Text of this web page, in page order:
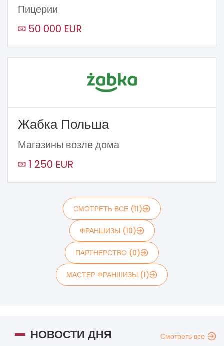
Пицерии
50 000 EUR
Жабка Польша
Магазины возле дома
1 250 EUR
СМОТРЕТЬ ВСЕ (11)
ФРАНШИЗЫ (10)
ПАРТНЕРСТВО (0)
МАСТЕР ФРАНШИЗЫ (1)
НОВОСТИ ДНЯ Смотреть все